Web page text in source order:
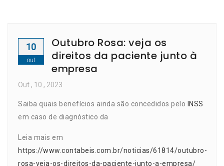
10
out
Outubro Rosa: veja os
direitos da paciente junto à
empresa
Out , 10 , 2023
Saiba quais benefícios ainda são concedidos pelo INSS
em caso de diagnóstico da
Leia mais em
https://www.contabeis.com.br/noticias/61814/outubro-
rosa-veja-os-direitos-da-paciente-junto-a-empresa/